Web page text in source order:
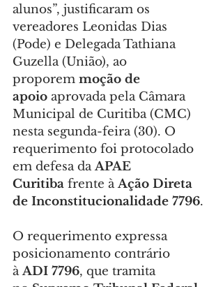
alunos”, justificaram os
vereadores Leonidas Dias
(Pode) e Delegada Tathiana
Guzella (União), ao
proporem moção de
apoio aprovada pela Câmara
Municipal de Curitiba (CMC)
nesta segunda-feira (30). O
requerimento foi protocolado
em defesa da APAE
Curitiba frente à Ação Direta
de Inconstitucionalidade 7796.
O requerimento expressa
posicionamento contrário
à ADI 7796, que tramita